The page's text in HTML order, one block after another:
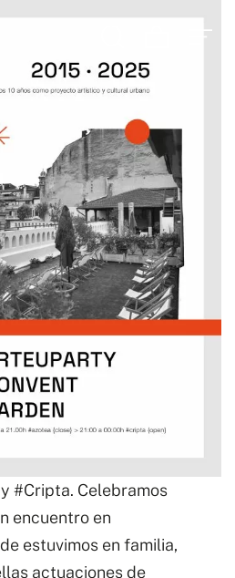
y #Cripta. Celebramos
encuentro en
estuvimos en familia,
actuaciones de